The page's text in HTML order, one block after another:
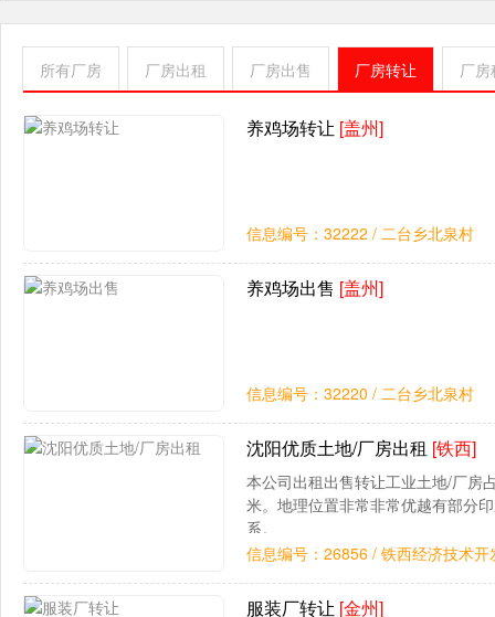
所有厂房 厂房出租 厂房出售 厂房转让 厂
养鸡场转让 [盖州]
信息编号：32222 / 二台乡北泉村
养鸡场出售 [盖州]
信息编号：32220 / 二台乡北泉村
沈阳优质土地/厂房出租 [铁西]
本公司出租出售转让工业土地/厂房
米。地理位置非常非常优越有部分
系。
信息编号：26856 / 铁西经济技术
服装厂转让 [金州]